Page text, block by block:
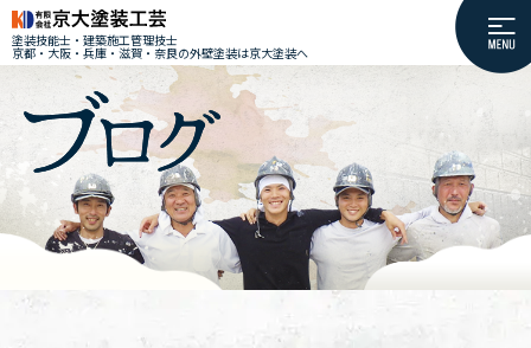
塗装技能士・建築施工管理技士
京都・大阪・兵庫・滋賀・奈良の外壁塗装は京大塗装へ